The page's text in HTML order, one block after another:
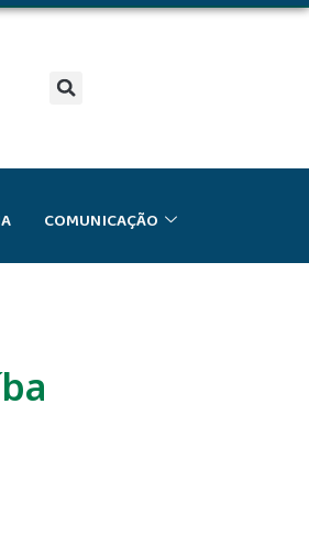
COMUNICAÇÃO